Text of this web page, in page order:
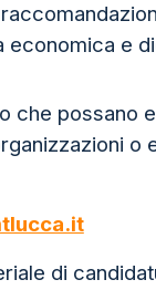
e
che possano
o
di